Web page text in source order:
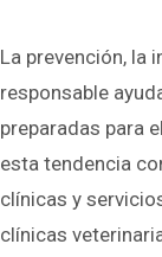
La prevención, la
responsable
preparadas para
esta tendencia
clínicas y
clínicas